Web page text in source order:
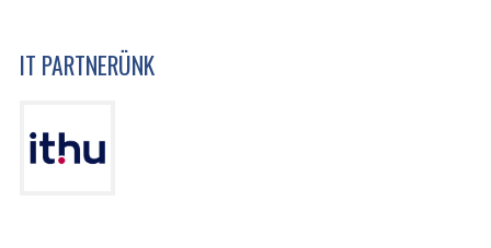
IT PARTNERÜNK